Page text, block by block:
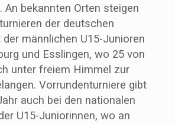
An bekannten Orten steigen
der deutschen
männlichen U15-Junioren
und Esslingen, wo 25 von
unter freiem Himmel zur
Vorrundenturniere gibt
auch bei den nationalen
U15-Juniorinnen, wo an